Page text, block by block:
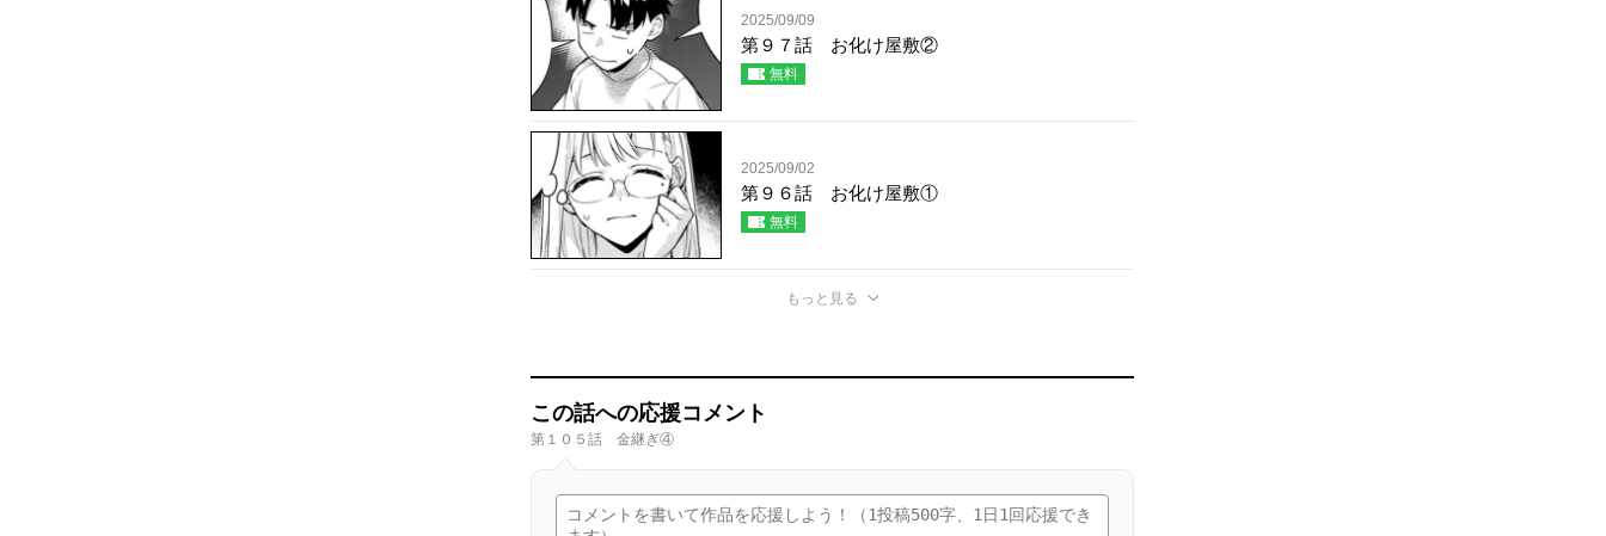
2025/09/09
第９７話 お化け屋敷②
無料
2025/09/02
第９６話 お化け屋敷①
無料
もっと見る
この話への応援コメント
第１０５話 金継ぎ④